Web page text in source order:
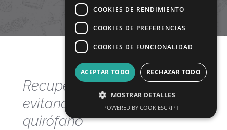
Recupera la juventud
evitando pasar por
quirófano
COOKIES DE RENDIMIENTO
COOKIES DE PREFERENCIAS
COOKIES DE FUNCIONALIDAD
ACEPTAR TODO RECHAZAR TODO
MOSTRAR DETALLES
POWERED BY COOKIESCRIPT